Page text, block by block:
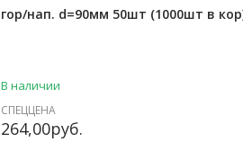
гор/нап. d=90мм 50шт (1000шт в
В наличии
СПЕЦЦЕНА
264,00руб.